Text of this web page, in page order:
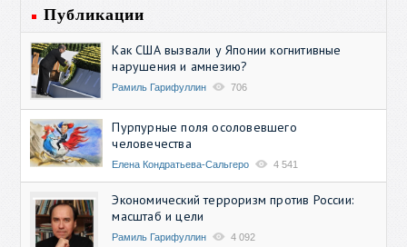
Публикации
Как США вызвали у Японии когнитивные
нарушения и амнезию?
Рамиль Гарифуллин 706
Пурпурные поля осоловевшего
человечества
Елена Кондратьева-Сальгеро 4 541
Экономический терроризм против России:
масштаб и цели
Рамиль Гарифуллин 4 092